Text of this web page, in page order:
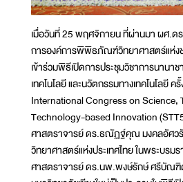
เมื่อวันที่ 25 พฤศจิกายน ที่ผ่านมา ผศ.ด
การองค์การพิพิธภัณฑ์วิทยาศาสตร์แห่ง
เข้าร่วมพิธีเปิดการประชุมวิชาการนาน
เทคโนโลยี และนวัตกรรมทางเทคโนโลยี
International Congress on Science,
Technology-based Innovation
ศาสตราจารย์ ดร.ธณัฏฐ์คุณ มงคลอัศว
วิทยาศาสตร์แห่งประเทศไทย ในพระบรม
ศาสตราจารย์ ดร.นพ.พงษ์รักษ์ ศรีบัณ